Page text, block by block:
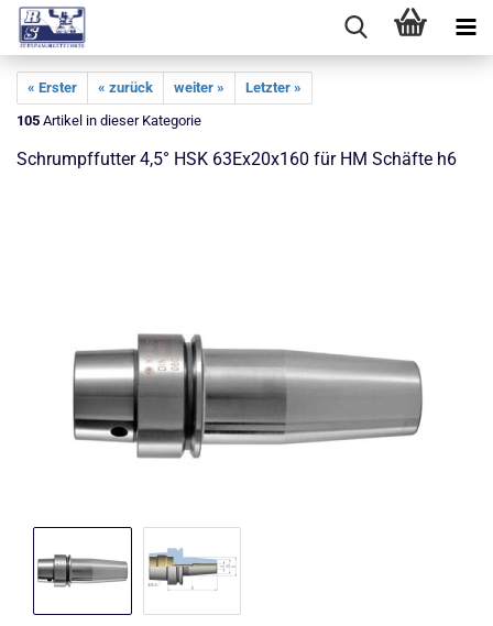
« Erster « zurück weiter »
Letzter »
105 Artikel in dieser Kategorie
Schrumpffutter 4,5° HSK 63Ex20x160 für HM Schäfte h6